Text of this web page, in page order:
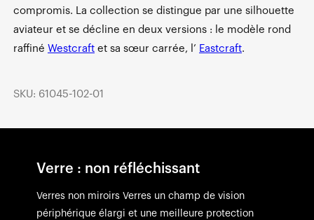
compromis. La collection se distingue par une silhouette
aviateur et se décline en deux versions : le modèle rond
raffiné Westcraft et sa sœur carrée, l’ Eastcraft.
SKU: 61045-102-01
Verre : non réfléchissant
Verres non miroirs Verres un champ de vision
périphérique élargi et une meilleure protection